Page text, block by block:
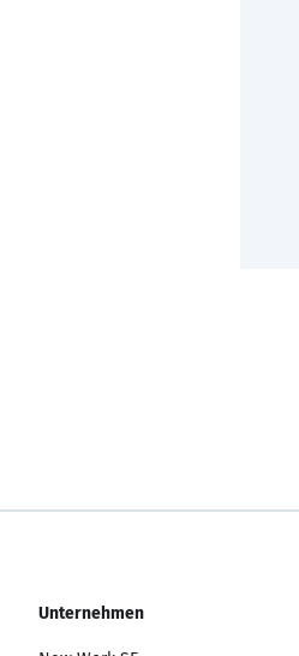
Unternehmen